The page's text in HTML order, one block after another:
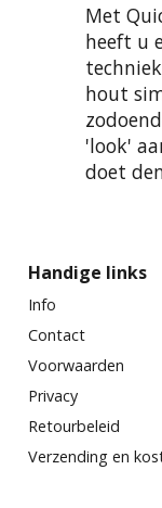
Met
heeft u
hout
'look'
doet
Handige links
Info
Contact
Voorwaarden
Privacy
Retourbeleid
Verzending en